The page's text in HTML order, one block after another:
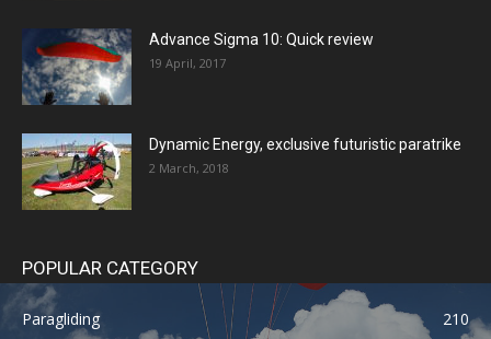
Advance Sigma 10: Quick review
19 April, 2017
Dynamic Energy, exclusive futuristic paratrike
2 March, 2018
POPULAR CATEGORY
Paragliding
210